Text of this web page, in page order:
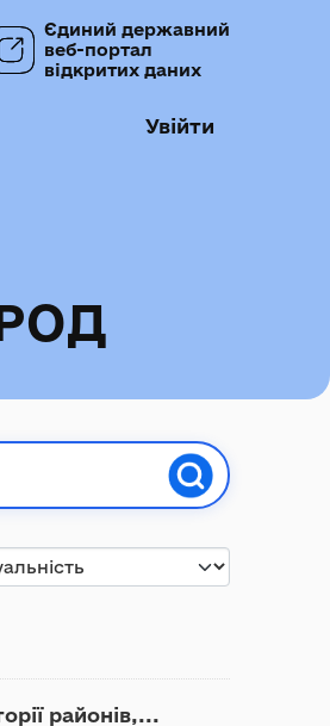
Єдиний державний
веб-портал
відкритих даних
Увійти
районів,...